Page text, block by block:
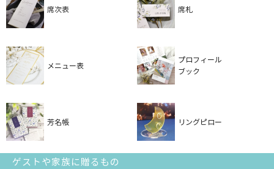
席次表 席札
メニュー表
プロフィール
ブック
芳名帳 リングピロー
ゲストや家族に贈るもの